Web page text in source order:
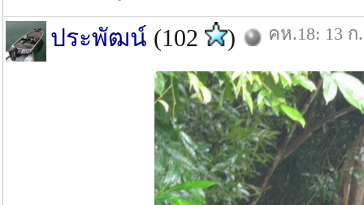
ประพัฒน์ (102 ) คห.18: 13 ก